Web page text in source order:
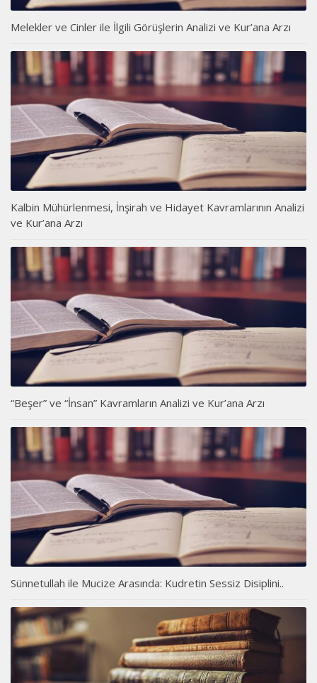
Melekler ve Cinler ile İlgili Görüşlerin Analizi ve Kur’ana Arzı
Kalbin Mühürlenmesi, İnşirah ve Hidayet Kavramlarının Analizi
ve Kur’ana Arzı
“Beşer” ve “İnsan” Kavramların Analizi ve Kur’ana Arzı
Sünnetullah ile Mucize Arasında: Kudretin Sessiz Disiplini..